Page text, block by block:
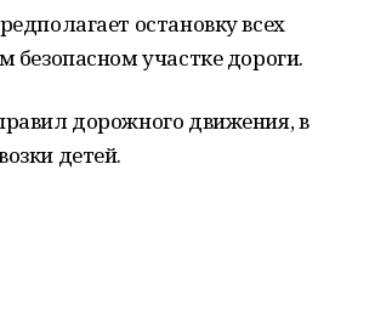
остановку всех
безопасном участке дороги.
дорожного движения, в
детей.